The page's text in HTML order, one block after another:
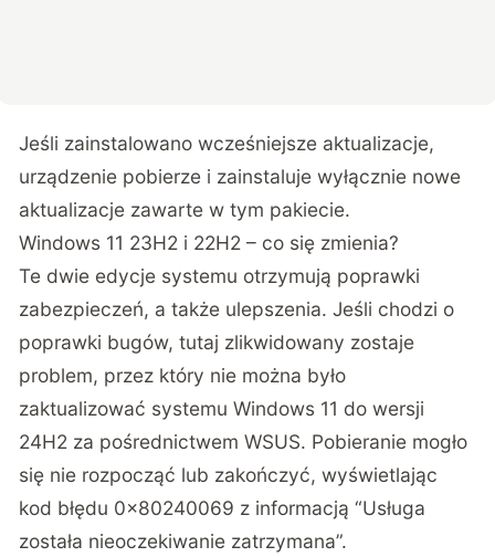
Jeśli zainstalowano wcześniejsze aktualizacje,
urządzenie pobierze i zainstaluje wyłącznie nowe
aktualizacje zawarte w tym pakiecie.
Windows 11 23H2 i 22H2 – co się zmienia?
Te dwie edycje systemu otrzymują poprawki
zabezpieczeń, a także ulepszenia. Jeśli chodzi o
poprawki bugów, tutaj zlikwidowany zostaje
problem, przez który nie można było
zaktualizować systemu Windows 11 do wersji
24H2 za pośrednictwem WSUS. Pobieranie mogło
się nie rozpocząć lub zakończyć, wyświetlając
kod błędu 0x80240069 z informacją “Usługa
została nieoczekiwanie zatrzymana”.